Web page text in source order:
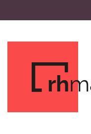
rh